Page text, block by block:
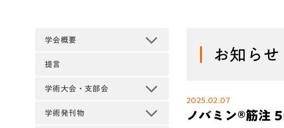
学会概要
提言
学術大会・支部会
学術発刊物
お知らせ
2025.02.07
ノバミン®筋注